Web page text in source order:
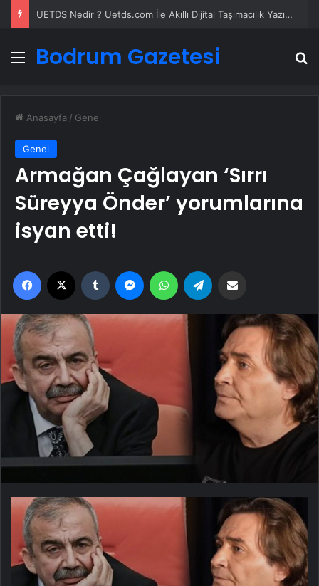
UETDS Nedir ? Uetds.com İle Akıllı Dijital Taşımacılık Yazılımı
Menü
Bodrum Gazetesi
Anasayfa / Genel
Genel
Armağan Çağlayan ‘Sırrı
Süreyya Önder’ yorumlarına
isyan etti!
Facebook Tumblr MessengerWhatsApp